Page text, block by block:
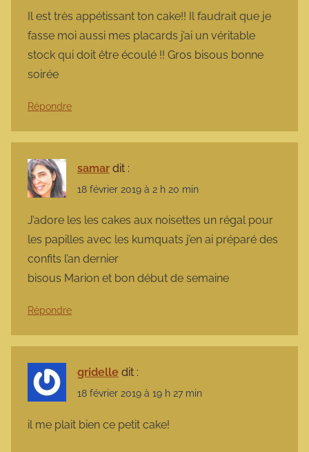
Il est très appétissant ton cake!! Il faudrait que je
fasse moi aussi mes placards j’ai un véritable
stock qui doit être écoulé !! Gros bisous bonne
soirée
Répondre
samar dit :
18 février 2019 à 2 h 20 min
J’adore les les cakes aux noisettes un régal pour
les papilles avec les kumquats j’en ai préparé des
confits l’an dernier
bisous Marion et bon début de semaine
Répondre
gridelle dit :
18 février 2019 à 19 h 27 min
il me plait bien ce petit cake!